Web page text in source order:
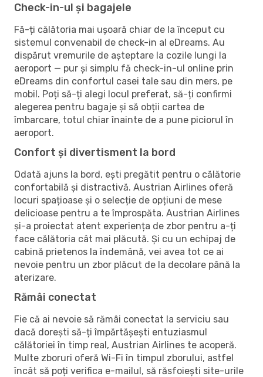
Check-in-ul și bagajele
Fă-ți călătoria mai ușoară chiar de la început cu
sistemul convenabil de check-in al eDreams. Au
dispărut vremurile de așteptare la cozile lungi la
aeroport — pur și simplu fă check-in-ul online prin
eDreams din confortul casei tale sau din mers, pe
mobil. Poți să-ți alegi locul preferat, să-ți confirmi
alegerea pentru bagaje și să obții cartea de
îmbarcare, totul chiar înainte de a pune piciorul în
aeroport.
Confort și divertisment la bord
Odată ajuns la bord, ești pregătit pentru o călătorie
confortabilă și distractivă. Austrian Airlines oferă
locuri spațioase și o selecție de opțiuni de mese
delicioase pentru a te împrospăta. Austrian Airlines
și-a proiectat atent experiența de zbor pentru a-ți
face călătoria cât mai plăcută. Și cu un echipaj de
cabină prietenos la îndemână, vei avea tot ce ai
nevoie pentru un zbor plăcut de la decolare până la
aterizare.
Rămâi conectat
Fie că ai nevoie să rămâi conectat la serviciu sau
dacă dorești să-ți împărtășești entuziasmul
călătoriei în timp real, Austrian Airlines te acoperă.
Multe zboruri oferă Wi-Fi în timpul zborului, astfel
încât să poți verifica e-mailul, să răsfoiești site-urile